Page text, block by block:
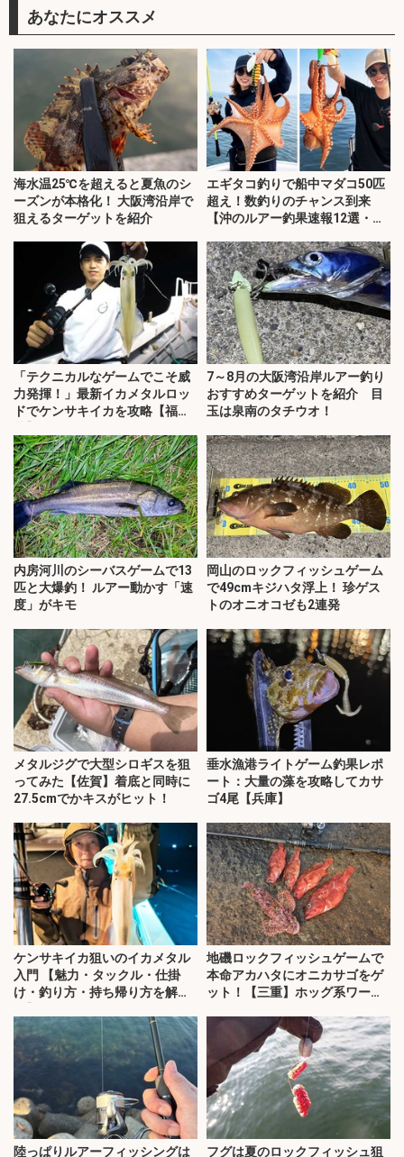
あなたにオススメ
海水温25℃を超えると夏魚のシ
ーズンが本格化！ 大阪湾沿岸で
狙えるターゲットを紹介
エギタコ釣りで船中マダコ50匹
超え！数釣りのチャンス到来
【沖のルアー釣果速報12選・愛
「テクニカルなゲームでこそ威
力発揮！」最新イカメタルロッ
ドでケンサキイカを攻略【福
7～8月の大阪湾沿岸ルアー釣り
おすすめターゲットを紹介 目
玉は泉南のタチウオ！
内房河川のシーバスゲームで13
匹と大爆釣！ ルアー動かす「速
度」がキモ
岡山のロックフィッシュゲーム
で49cmキジハタ浮上！ 珍ゲス
トのオニオコゼも2連発
メタルジグで大型シロギスを狙
ってみた【佐賀】着底と同時に
27.5cmでかキスがヒット！
垂水漁港ライトゲーム釣果レポ
ート：大量の藻を攻略してカサ
ゴ4尾【兵庫】
ケンサキイカ狙いのイカメタル
入門 【魅力・タックル・仕掛
け・釣り方・持ち帰り方を解
地磯ロックフィッシュゲームで
本命アカハタにオニカサゴをゲ
ット！【三重】ホッグ系ワーム
陸っぱりルアーフィッシングは
フグは夏のロックフィッシュ狙